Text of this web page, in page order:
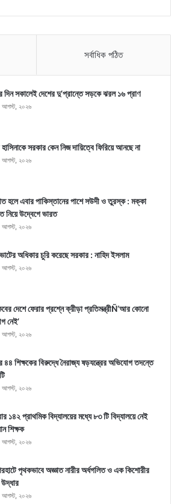
সর্বাধিক পঠিত
দিন সকালেই দেশের দু’প্রান্তে সড়কে ঝরল ১৬ প্রাণ
আগস্ট, ২০২৬
সরকার কেন নিজ দায়িত্বে ফিরিয়ে আনছে না
আগস্ট, ২০২৬
হলে এবার পাকিস্তানের পাশে সউদী ও তুরস্ক : মক্কা
নিয়ে উদ্বেগে ভারত
আগস্ট, ২০২৬
অধিকার চুরি করেছে সরকার : নাহিদ ইসলাম
আগস্ট, ২০২৬
দেশে ফেরার প্রশ্নে ক্রীড়া প্রতিমন্ত্রীÑ‘আর কোনো
নেই’
আগস্ট, ২০২৬
৪৪ শিক্ষকের বিরুদ্ধে নৈরাজ্য ষড়যন্ত্রের অভিযোগ তদন্তে
আগস্ট, ২০২৬
১৪২ প্রাথমিক বিদ্যালয়ের মধ্যে ৮৩ টি বিদ্যালয়ে নেই
শিক্ষক
আগস্ট, ২০২৬
পৃথকভাবে অজ্ঞাত নারীর অর্ধগলিত ও এক কিশোরীর
আগস্ট, ২০২৬